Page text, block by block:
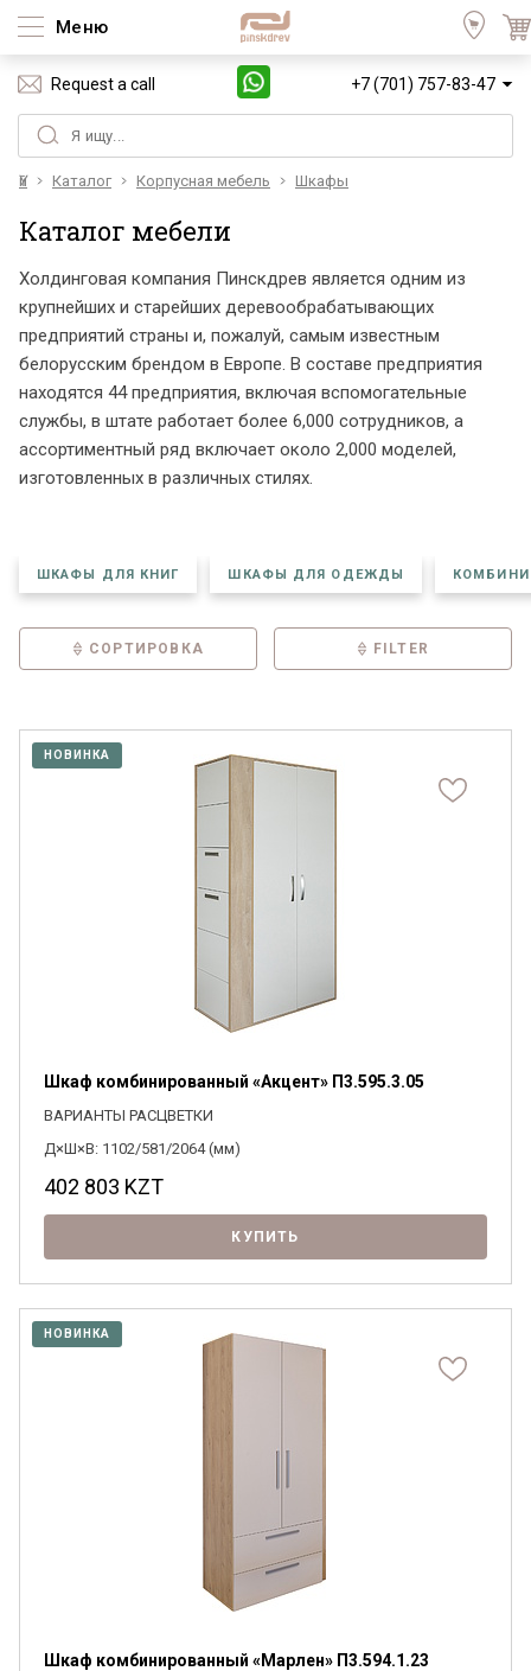
Меню
Request a call +7 (701) 757-83-47
Үй Каталог Корпусная мебель Шкафы
Каталог мебели
Холдинговая компания Пинскдрев является одним из
крупнейших и старейших деревообрабатывающих
предприятий страны и, пожалуй, самым известным
белорусским брендом в Европе. В составе предприятия
находятся 44 предприятия, включая вспомогательные
службы, в штате работает более 6,000 сотрудников, а
ассортиментный ряд включает около 2,000 моделей,
изготовленных в различных стилях.
ШКАФЫ ДЛЯ КНИГ ШКАФЫ ДЛЯ ОДЕЖДЫ
СОРТИРОВКА FILTER
НОВИНКА
Шкаф комбинированный «Акцент» П3.595.3.05
ВАРИАНТЫ РАСЦВЕТКИ
Д×Ш×В: 1102/581/2064 (мм)
402 803 KZT
КУПИТЬ
НОВИНКА
Шкаф комбинированный «Марлен» П3.594.1.23